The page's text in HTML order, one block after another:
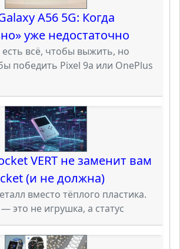
A56 5G: Когда
уже недостаточно
есть всё, чтобы выжить, но
победить Pixel 9a или OnePlus
VERT не заменит вам
(и не должна)
вместо тёплого пластика.
это не игрушка, а статус